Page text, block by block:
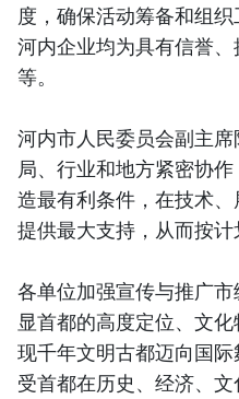
度，确保活动筹备和组
河内企业均为具有信誉
等。
河内市人民委员会副主
局、行业和地方紧密协
造最有利条件，在技术
提供最大支持，从而按计
各单位加强宣传与推广
显首都的高度定位、文
现千年文明古都迈向国
受首都在历史、经济、